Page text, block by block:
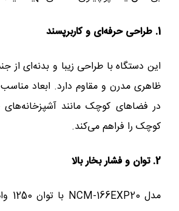
1. طراحی حرفه‌ای و کاربرپسند
این دستگاه با طراحی زیبا و بدنه‌ای
ظاهری مدرن و مقاوم دارد. ابعاد
در فضاهای کوچک مانند آشپزخانه‌های
کوچک را فراهم می‌کند.
2. توان و فشار بخار بالا